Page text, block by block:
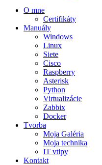
O mne
Certifikáty
Manuály
Windows
Linux
Siete
Cisco
Raspberry
Asterisk
Python
Virtualizácie
Zabbix
Docker
Tvorba
Moja Galéria
Moja technika
IT vtipy
Kontakt